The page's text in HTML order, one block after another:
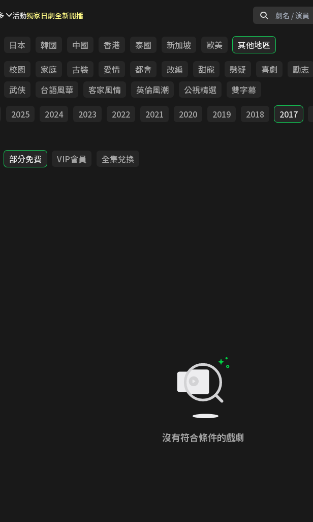
活動獨家日劇全新開播
日本 韓國 中國 香港 泰國 新加坡 歐美
其他地區
校園 家庭 古裝 愛情 都會 改編 甜寵 懸疑 喜劇 勵志
武俠 台語風華 客家風情 英倫風潮 公視精選
雙字幕
2025 2024 2023 2022 2021 2020 2019 2018 2017
部分免費 VIP會員 全集兌換
沒有符合條件的戲劇